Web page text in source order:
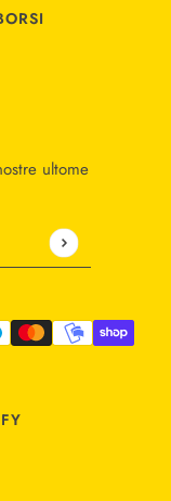
ultome
e applica le